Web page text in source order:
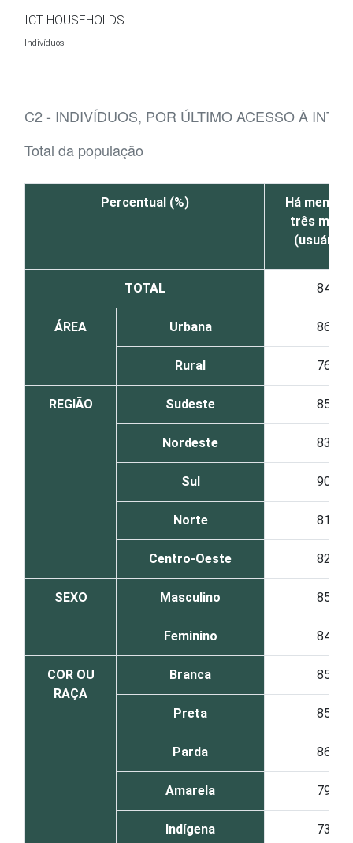
ICT HOUSEHOLDS
Indivíduos
C2 - INDIVÍDUOS, POR ÚLTIMO ACESSO À
Total da população
Percentual (%)
Há menos
três
(usuário)¹
TOTAL 84
ÁREA Urbana 86
Rural 76
REGIÃO Sudeste 85
Nordeste 83
Sul 90
Norte 81
Centro-Oeste 82
SEXO Masculino 85
Feminino 84
COR OU
RAÇA
Branca 85
Preta 85
Parda 86
Amarela 79
Indígena 73